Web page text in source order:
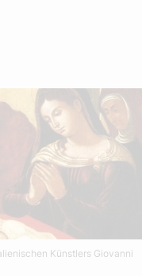
Künstlers Giovanni